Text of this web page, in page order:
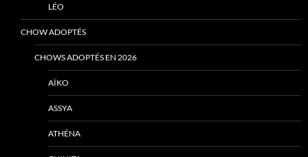
LÉO
CHOW ADOPTÉS
CHOWS ADOPTÉS EN 2026
AÏKO
ASSYA
ATHÉNA